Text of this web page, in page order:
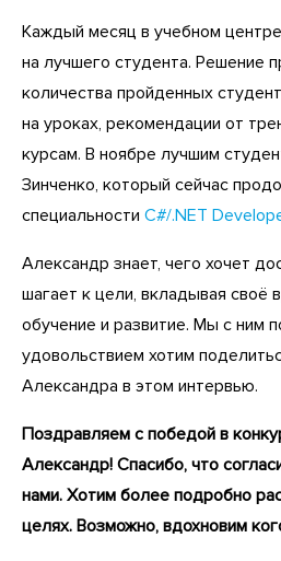
Каждый месяц в учебном
на лучшего студента. Решение
количества пройденных
на уроках, рекомендации от
курсам. В ноябре лучшим
Зинченко, который сейчас
специальности C#/.NET
Александр знает, чего хочет
шагает к цели, вкладывая своё
обучение и развитие. Мы с ним
удовольствием хотим
Александра в этом интервью.
Поздравляем с победой в
Александр! Спасибо, что
нами. Хотим более подробно
целях. Возможно, вдохновим